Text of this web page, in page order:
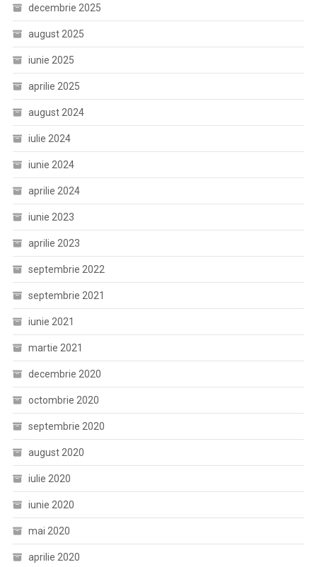
decembrie 2025
august 2025
iunie 2025
aprilie 2025
august 2024
iulie 2024
iunie 2024
aprilie 2024
iunie 2023
aprilie 2023
septembrie 2022
septembrie 2021
iunie 2021
martie 2021
decembrie 2020
octombrie 2020
septembrie 2020
august 2020
iulie 2020
iunie 2020
mai 2020
aprilie 2020